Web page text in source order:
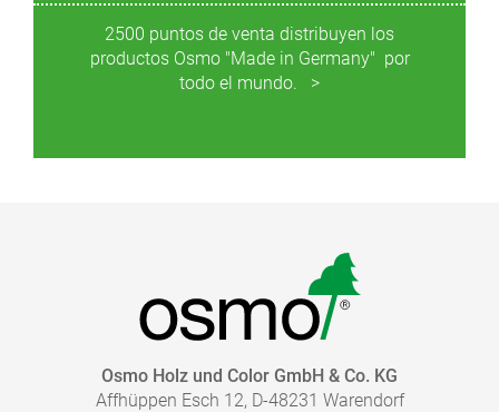
2500 puntos de venta distribuyen los
productos Osmo "Made in Germany" por
todo el mundo.
Osmo Holz und Color GmbH & Co. KG
Affhüppen Esch 12, D-48231 Warendorf